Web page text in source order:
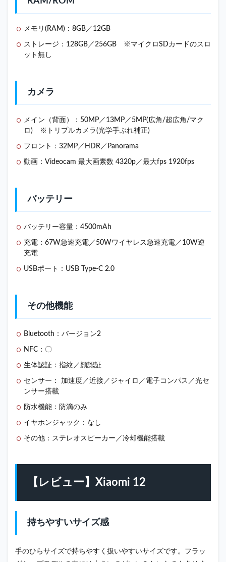
のプ
イダ
ーで
使用
Xiaomi
12シ
リーズ
する3
つの方
や楽天
などで
並行輸
購入す
る
3.2
②日
いる
海外
サイ
トで
する
3.3
送サ
ービ
使っ
た個
入
シャ
評判
どう
の？
4.1
オミ
メモリ(RAM)：8GB／12GB
ストレージ：128GB／256GB ※マイクロSDカードのスロ
ット無し
カメラ
メイン（背面）：50MP／13MP／5MP(広角/超広角/マク
ロ) ※トリプルカメラ(光学手ぶれ補正)
フロント：32MP／HDR／Panorama
動画：Videocam 最大画素数 4320p／最大fps 1920fps
バッテリー
バッテリー容量：4500mAh
充電：67W急速充電／50Wワイヤレス急速充電／10W逆
充電
USBポート：USB Type-C 2.0
その他機能
Bluetooth：バージョン2
NFC：〇
生体認証：指紋／顔認証
センサー： 加速度／近接／ジャイロ／電子コンパス／光セ
ンサー搭載
防水機能：防滴のみ
イヤホンジャック：なし
その他：ステレオスピーカー／冷却機能搭載
【レビュー】Xiaomi 12
持ちやすいサイズ感
手のひらサイズで持ちやすく扱いやすいサイズです。フラッ